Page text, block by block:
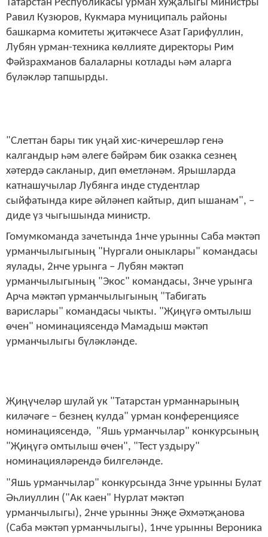
Татарстан Республикасы урман хуҗалыгы министры
Равил Кузюров, Кукмара муниципаль районы
башкарма комитеты җитәкчесе Азат Гарифуллин,
Лубян урман-техника көллияте директоры Рим
Фәйзрахманов балаларны котлады һәм аларга
бүләкләр тапшырды.
"Слеттан бары тик уңай хис-кичерешләр генә
калгандыр һәм әлеге бәйрәм бик озакка сезнең
хәтердә сакланыр, дип өметләнәм. Ярышларда
катнашучылар Лубянга инде студентлар
сыйфатында кире әйләнеп кайтыр, дип ышанам", –
диде үз чыгышында министр.
Гомумкоманда зачетында 1нче урынны Саба мәктәп
урманчылыгының "Нургали оныклары" командасы
яулады, 2нче урынга – Лубян мәктәп
урманчылыгының "Экос" командасы, 3нче урынга
Арча мәктәп урманчылыгының "Табигать
варислары" командасы чыкты. "Җиңүгә омтылыш
өчен" номинациясендә Мамадыш мәктәп
урманчылыгы бүләкләнде.
Җиңүчеләр шулай ук "Татарстан урманнарының
киләчәге – безнең кулда" урман конференциясе
номинациясендә, "Яшь урманчылар" конкурсының
"Җиңүгә омтылыш өчен", "Тест уздыру"
номинацияләрендә билгеләнде.
"Яшь урманчылар" конкурсында 3нче урынны Булат
Әһлиуллин ("Ак каен" Нурлат мәктәп
урманчылыгы), 2нче урынны Энҗе Әхмәтҗанова
(Саба мәктәп урманчылыгы), 1нче урынны Вероника